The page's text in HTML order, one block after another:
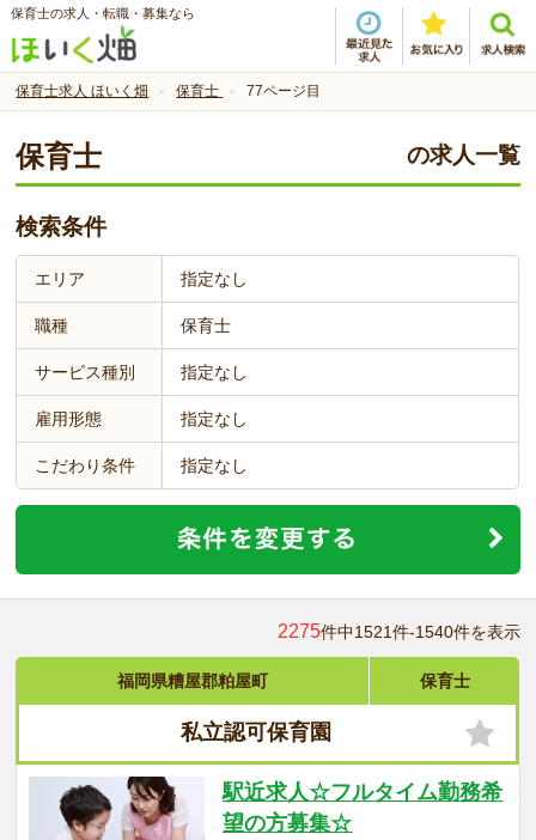
保育士の求人・転職・募集なら
保育士求人 ほいく畑 保育士 77ページ目
保育士 の求人一覧
検索条件
エリア 指定なし
職種 保育士
サービス種別 指定なし
雇用形態 指定なし
こだわり条件 指定なし
2275件中1521件-1540件を表示
福岡県糟屋郡粕屋町 保育士
私立認可保育園
駅近求人☆フルタイム勤務希
望の方募集☆